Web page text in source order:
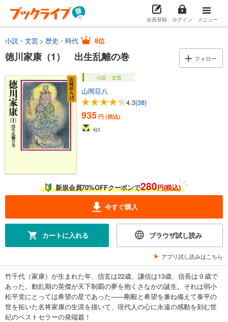
会員登録 ログイン メニュー
小説・文芸 歴史・時代 8位
徳川家康（1） 出生乱離の巻 フォロー
小説・文芸
山岡荘八
4.3(38)
935 円 (税込)
4pt
新規会員70%OFFクーポンで280円(税込)
今すぐ購入
カートに入れる ブラウザ試し読み
アプリ試し読みはこちら
竹千代（家康）が生まれた年、信玄は22歳、謙信は13歳、信長は９歳で
あった。動乱期の英傑が天下制覇の夢を抱くさなかの誕生。それは弱小
松平党にとっては希望の星であった――剛毅と希望を兼ね備えて泰平の
世を拓いた名将家康の生涯を描いて、現代人の心に永遠の感動を刻む世
紀のベストセラーの発端篇！